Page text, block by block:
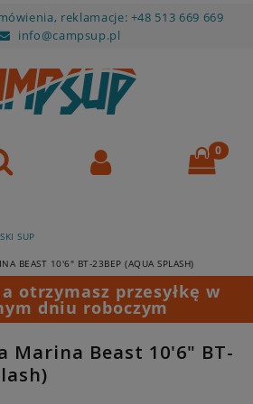
reklamacje: +48 513 669 669
info@campsup.pl
SUP
BEAST 10'6" BT-23BEP (AQUA SPLASH)
otrzymasz przesyłkę w
dniu roboczym
Marina Beast 10'6" BT-